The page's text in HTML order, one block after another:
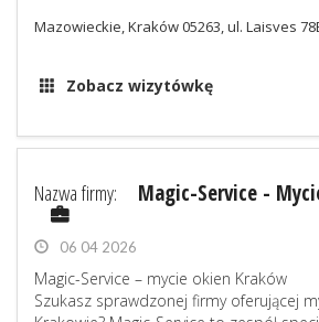
Mazowieckie, Kraków 05263, ul. Laisves
Zobacz wizytówkę
Nazwa firmy: Magic-Service -
06 04 2026
Magic-Service – mycie okien Kraków
Szukasz sprawdzonej firmy oferującej